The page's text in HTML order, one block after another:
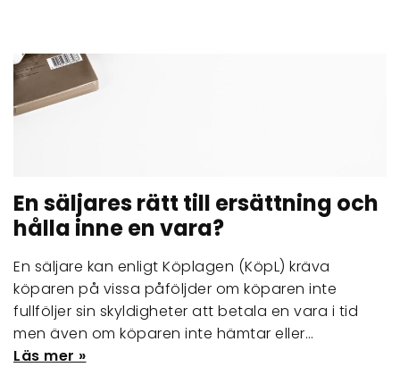
En säljares rätt till ersättning och
hålla inne en vara?
En säljare kan enligt Köplagen (KöpL) kräva
köparen på vissa påföljder om köparen inte
fullföljer sin skyldigheter att betala en vara i tid
men även om köparen inte hämtar eller…
Läs mer »